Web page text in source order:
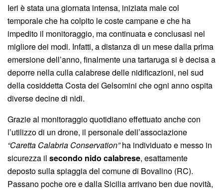
Ieri è stata una giornata intensa, iniziata male col
temporale che ha colpito le coste campane e che ha
impedito il monitoraggio, ma continuata e conclusasi nel
migliore dei modi. Infatti, a distanza di un mese dalla prima
emersione dell’anno, finalmente una tartaruga si è decisa a
deporre nella culla calabrese delle nidificazioni, nel sud
della cosiddetta Costa dei Gelsomini che ogni anno ospita
diverse decine di nidi.
Grazie al monitoraggio quotidiano effettuato anche con
l’utilizzo di un drone, il personale dell’associazione
“Caretta Calabria Conservation”ha individuato e messo in
sicurezza il secondo nido calabrese, esattamente
deposto sulla spiaggia del comune di Bovalino (RC).
Passano poche ore e dalla Sicilia arrivano ben due novità,